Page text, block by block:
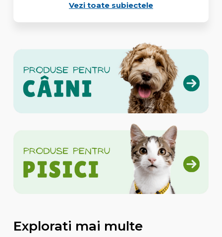
Vezi toate subiectele
Explorati mai multe